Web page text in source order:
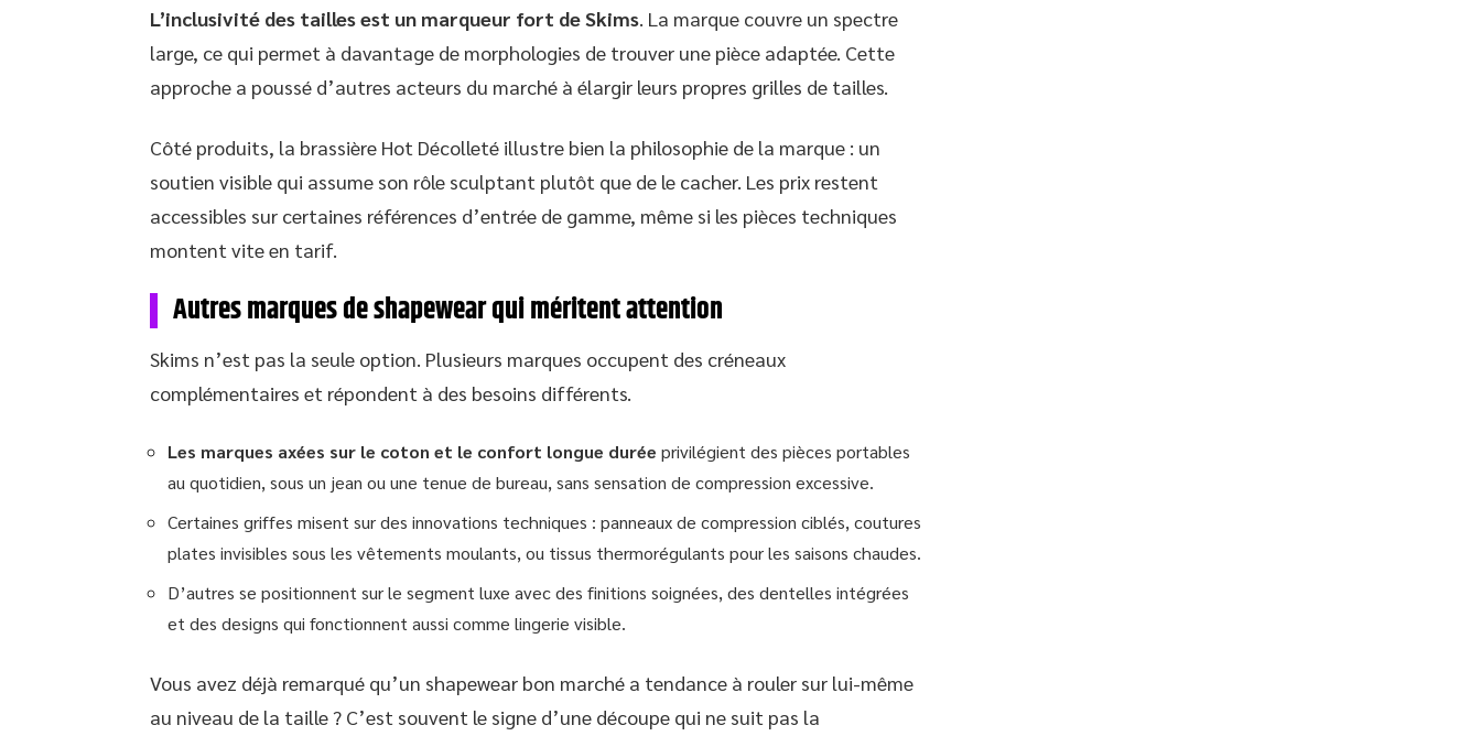
L’inclusivité des tailles est un marqueur fort de Skims . La marque couvre un spectre
large, ce qui permet à davantage de morphologies de trouver une pièce adaptée. Cette
approche a poussé d’autres acteurs du marché à élargir leurs propres grilles de tailles.
Côté produits, la brassière Hot Décolleté illustre bien la philosophie de la marque : un
soutien visible qui assume son rôle sculptant plutôt que de le cacher. Les prix restent
accessibles sur certaines références d’entrée de gamme, même si les pièces techniques
montent vite en tarif.
Autres marques de shapewear qui méritent attention
Skims n’est pas la seule option. Plusieurs marques occupent des créneaux
complémentaires et répondent à des besoins différents.
Les marques axées sur le coton et le confort longue durée privilégient des pièces portables
au quotidien, sous un jean ou une tenue de bureau, sans sensation de compression excessive.
Certaines griffes misent sur des innovations techniques : panneaux de compression ciblés, coutures
plates invisibles sous les vêtements moulants, ou tissus thermorégulants pour les saisons chaudes.
D’autres se positionnent sur le segment luxe avec des finitions soignées, des dentelles intégrées
et des designs qui fonctionnent aussi comme lingerie visible.
Vous avez déjà remarqué qu’un shapewear bon marché a tendance à rouler sur lui-même
au niveau de la taille ? C’est souvent le signe d’une découpe qui ne suit pas la